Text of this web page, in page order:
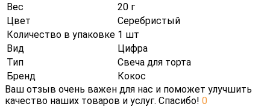
Вес
20 г
Цвет
Серебристый
Количество в упаковке 1 шт
Вид
Цифра
Тип
Свеча для торта
Бренд
Кокос
Ваш отзыв очень важен для нас и поможет улучшить
качество наших товаров и услуг. Спасибо! 0